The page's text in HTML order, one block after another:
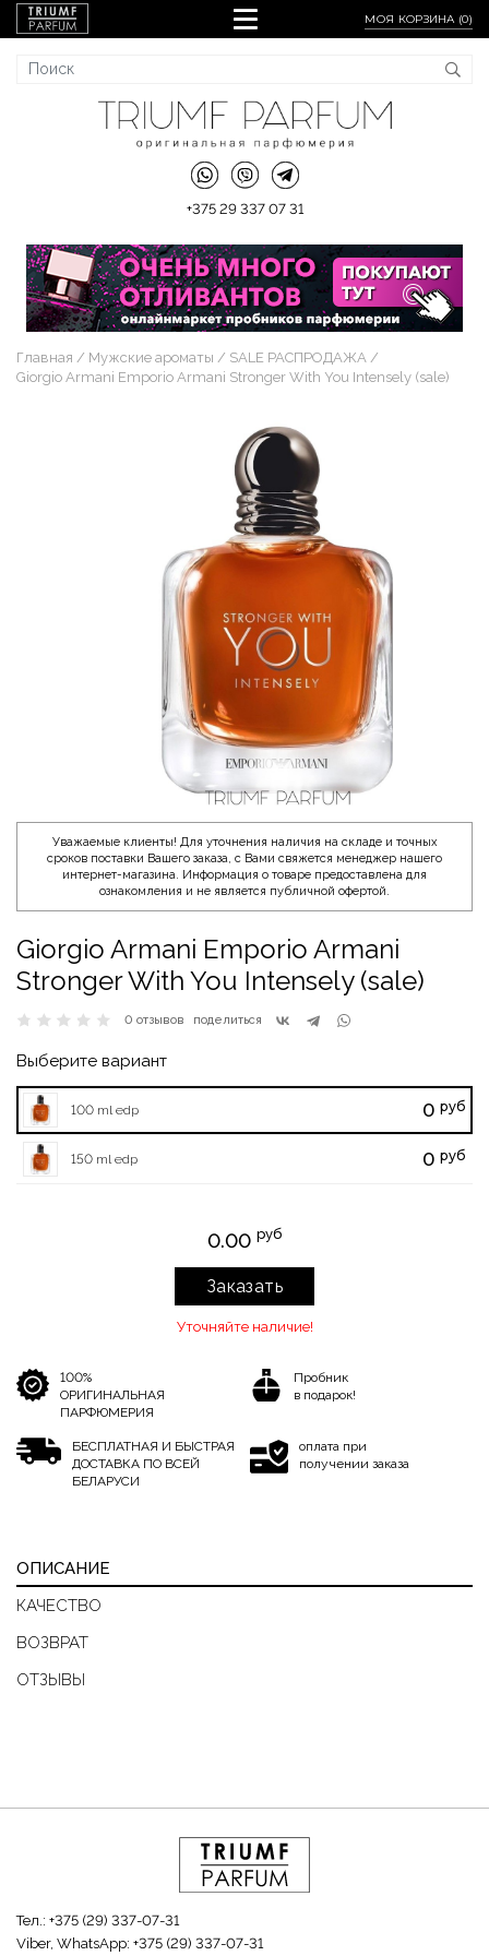
МОЯ КОРЗИНА (0)
+375 29 337 07 31
Главная Мужские ароматы
SALE РАСПРОДАЖА
Giorgio Armani Emporio Armani Stronger With You Intensely (sale)
Уважаемые клиенты! Для уточнения наличия на складе и точных
сроков поставки Вашего заказа, с Вами свяжется менеджер нашего
интернет-магазина. Информация о товаре предоставлена для
ознакомления и не является публичной офертой.
Giorgio Armani Emporio Armani
Stronger With You Intensely (sale)
0 отзывов поделиться
Выберите вариант
100 ml edp 0 руб
150 ml edp 0 руб
0.00 руб
Заказать
Уточняйте наличие!
100%
ОРИГИНАЛЬНАЯ
ПАРФЮМЕРИЯ
Пробник
в подарок!
БЕСПЛАТНАЯ И БЫСТРАЯ
ДОСТАВКА ПО ВСЕЙ
БЕЛАРУСИ
оплата при
получении заказа
ОПИСАНИЕ
КАЧЕСТВО
ВОЗВРАТ
ОТЗЫВЫ
Тел.: +375 (29) 337-07-31
Viber, WhatsApp: +375 (29) 337-07-31